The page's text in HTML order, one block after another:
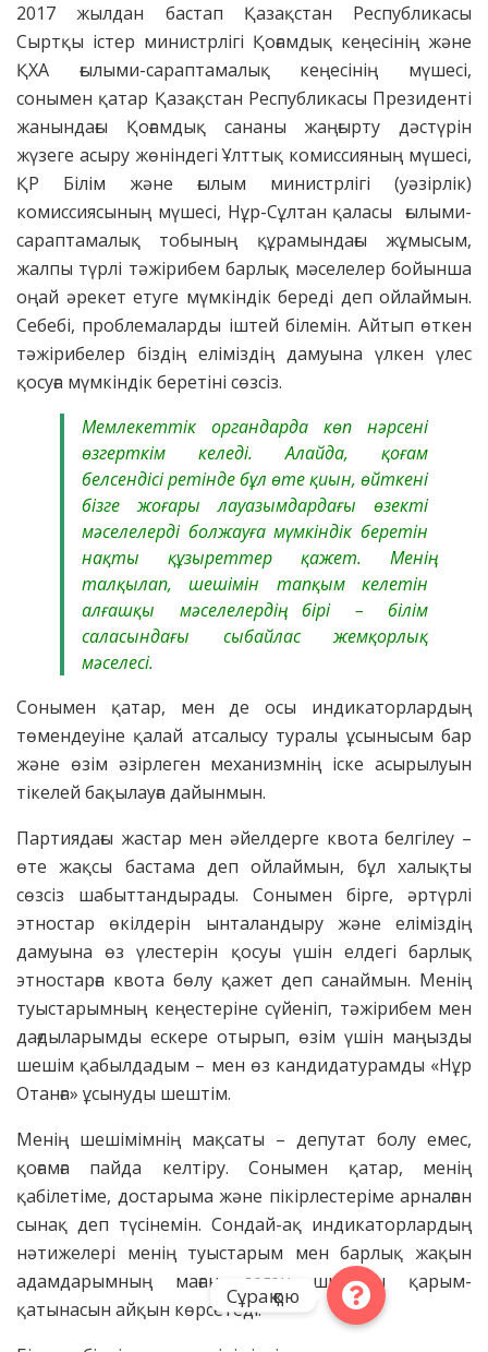
2017 жылдан бастап Қазақстан Республикасы
Сыртқы істер министрлігі Қоғамдық кеңесінің және
ҚХА ғылыми-сараптамалық кеңесінің мүшесі,
сонымен қатар Қазақстан Республикасы Президенті
жанындағы Қоғамдық сананы жаңғырту дәстүрін
жүзеге асыру жөніндегі Ұлттық комиссияның мүшесі,
ҚР Білім және ғылым министрлігі (уәзірлік)
комиссиясының мүшесі, Нұр-Сұлтан қаласы ғылыми-
сараптамалық тобының құрамындағы жұмысым,
жалпы түрлі тәжірибем барлық мәселелер бойынша
оңай әрекет етуге мүмкіндік береді деп ойлаймын.
Себебі, проблемаларды іштей білемін. Айтып өткен
тәжірибелер біздің еліміздің дамуына үлкен үлес
қосуға мүмкіндік беретіні сөзсіз.
Мемлекеттік органдарда көп нәрсені
өзгерткім келеді. Алайда, қоғам
белсендісі ретінде бұл өте қиын, өйткені
бізге жоғары лауазымдардағы өзекті
мәселелерді болжауға мүмкіндік беретін
нақты құзыреттер қажет. Менің
талқылап, шешімін тапқым келетін
алғашқы мәселелердің бірі – білім
саласындағы сыбайлас жемқорлық
мәселесі.
Сонымен қатар, мен де осы индикаторлардың
төмендеуіне қалай атсалысу туралы ұсынысым бар
және өзім әзірлеген механизмнің іске асырылуын
тікелей бақылауға дайынмын.
Партиядағы жастар мен әйелдерге квота белгілеу –
өте жақсы бастама деп ойлаймын, бұл халықты
сөзсіз шабыттандырады. Сонымен бірге, әртүрлі
этностар өкілдерін ынталандыру және еліміздің
дамуына өз үлестерін қосуы үшін елдегі барлық
этностарға квота бөлу қажет деп санаймын. Менің
туыстарымның кеңестеріне сүйеніп, тәжірибем мен
дағдыларымды ескере отырып, өзім үшін маңызды
шешім қабылдадым – мен өз кандидатурамды «Нұр
Отанға» ұсынуды шештім.
Менің шешімімнің мақсаты – депутат болу емес,
қоғамға пайда келтіру. Сонымен қатар, менің
қабілетіме, достарыма және пікірлестеріме арналған
сынақ деп түсінемін. Сондай-ақ индикаторлардың
нәтижелері менің туыстарым мен барлық жақын
адамдарымның маған деген шынайы қарым-
қатынасын айқын көрсетеді.
Сұрақ қою